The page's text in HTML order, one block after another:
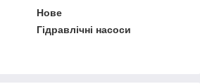
Нове
Гідравлічні насоси